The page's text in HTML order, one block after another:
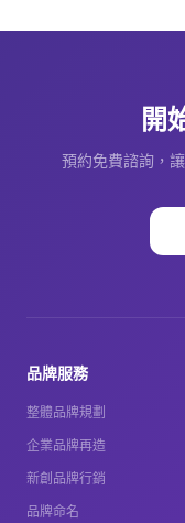
開
預約免費諮詢，
品牌服務
整體品牌規劃
企業品牌再造
新創品牌行銷
品牌命名